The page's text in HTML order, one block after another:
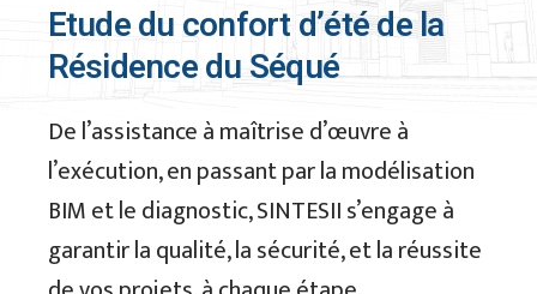
Etude du confort d’été de la
Résidence du Séqué
De l’assistance à maîtrise d’œuvre à
l’exécution, en passant par la modélisation
BIM et le diagnostic, SINTESII s’engage à
garantir la qualité, la sécurité, et la réussite